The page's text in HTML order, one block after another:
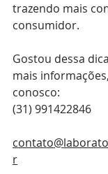
trazendo mais
consumidor.
Gostou dessa
mais
conosco:⠀
(31) 991422846
r